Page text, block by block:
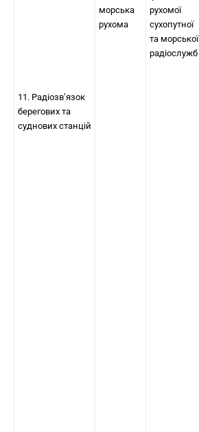
11. Радіозв’язок
берегових та
суднових станцій
морська
рухома
рухомої
сухопутної
та морської
радіослужб